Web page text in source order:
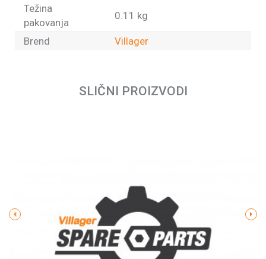
Težina
pakovanja
0.11 kg
Brend Villager
SLIČNI PROIZVODI